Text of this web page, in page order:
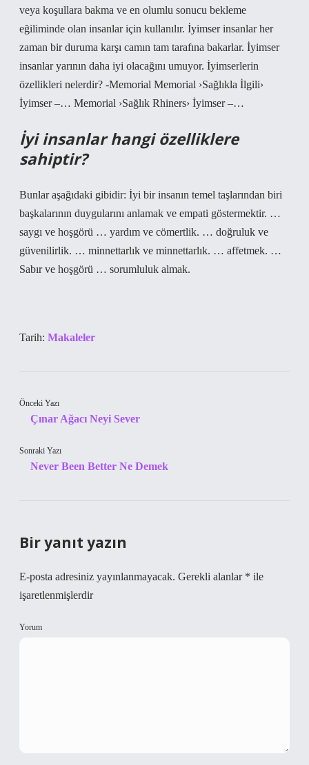
veya koşullara bakma ve en olumlu sonucu bekleme
eğiliminde olan insanlar için kullanılır. İyimser insanlar her
zaman bir duruma karşı camın tam tarafına bakarlar. İyimser
insanlar yarının daha iyi olacağını umuyor. İyimserlerin
özellikleri nelerdir? -Memorial Memorial ›Sağlıkla İlgili›
İyimser –… Memorial ›Sağlık Rhiners› İyimser –…
İyi insanlar hangi özelliklere
sahiptir?
Bunlar aşağıdaki gibidir: İyi bir insanın temel taşlarından biri
başkalarının duygularını anlamak ve empati göstermektir. …
saygı ve hoşgörü … yardım ve cömertlik. … doğruluk ve
güvenilirlik. … minnettarlık ve minnettarlık. … affetmek. …
Sabır ve hoşgörü … sorumluluk almak.
Tarih: Makaleler
Önceki Yazı
Çınar Ağacı Neyi Sever
Sonraki Yazı
Never Been Better Ne Demek
Bir yanıt yazın
E-posta adresiniz yayınlanmayacak. Gerekli alanlar * ile
işaretlenmişlerdir
Yorum